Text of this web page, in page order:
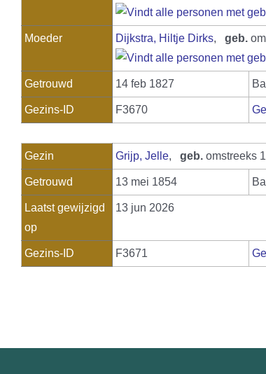
Moeder Dijkstra, Hiltje Dirks, geb.
Getrouwd 14 feb 1827
Gezins-ID F3670
Gezin Grijp, Jelle, geb. omstreeks
Getrouwd 13 mei 1854
Laatst gewijzigd
op
13 jun 2026
Gezins-ID F3671